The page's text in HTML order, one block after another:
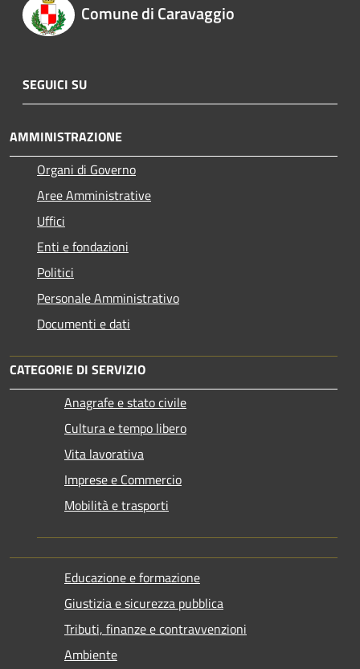
Comune di Caravaggio
SEGUICI SU
AMMINISTRAZIONE
Organi di Governo
Aree Amministrative
Uffici
Enti e fondazioni
Politici
Personale Amministrativo
Documenti e dati
CATEGORIE DI SERVIZIO
Anagrafe e stato civile
Cultura e tempo libero
Vita lavorativa
Imprese e Commercio
Mobilità e trasporti
Educazione e formazione
Giustizia e sicurezza pubblica
Tributi, finanze e contravvenzioni
Ambiente